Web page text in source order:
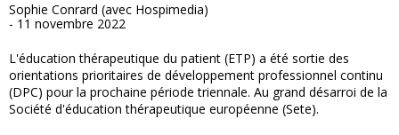
Sophie Conrard (avec Hospimedia)
- 11 novembre 2022
L'éducation thérapeutique du patient (ETP) a été sortie des
orientations prioritaires de développement professionnel continu
(DPC) pour la prochaine période triennale. Au grand désarroi de la
Société d'éducation thérapeutique européenne (Sete).